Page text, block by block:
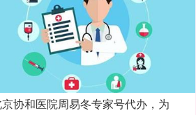
协和医院周易冬专家号代办，为